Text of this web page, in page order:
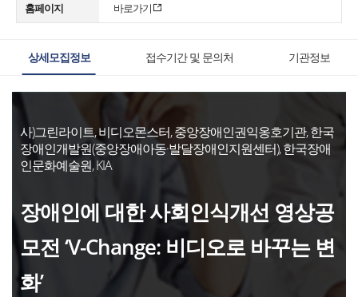
홈페이지
바로가기
상세모집정보 접수기간 및 문의처 기관정보
사)그린라이트, 비디오몬스터, 중앙장애인권익옹호기관, 한국
장애인개발원(중앙장애아동·발달장애인지원센터), 한국장애
인문화예술원, KIA
장애인에 대한 사회인식개선 영상공
모전 ‘V-Change: 비디오로 바꾸는 변
화’